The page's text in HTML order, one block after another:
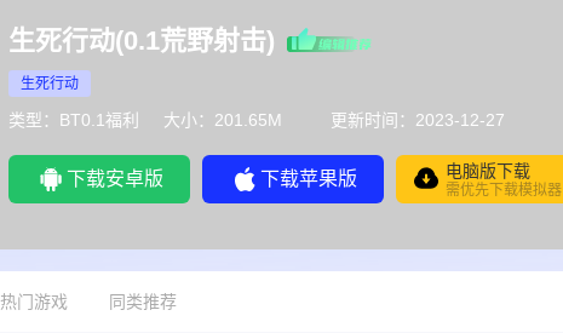
生死行动(0.1荒野射击)
生死行动
类型：BT0.1福利 大小：201.65M 更新时间：2023-12-27
下载安卓版 下载苹果版 电脑版下载
需优先下载模拟器
热门游戏 同类推荐